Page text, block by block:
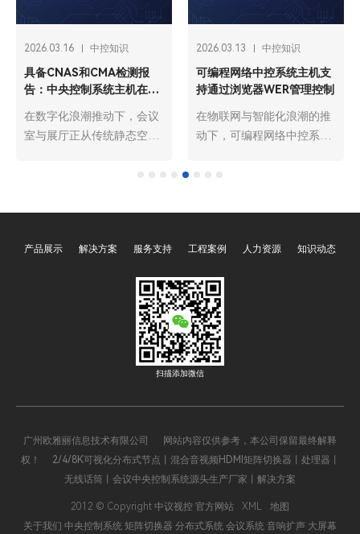
2026.03.16 中控知识
具备CNAS和CMA检测报
告：中央控制系统主机在会
在数字化浪潮推动下，会议
室与展厅正从传统静态空间
优势，成为两大场景的必备
合格评定国家认可委员会）
重检测报告的中央控制系统
主机，因在质量、性能、合
规性上更具保障，已成为市
场主流选择，使用范围远超
普通无认证产品，深度赋能
式展示。
2026.03.13 中控知识
可编程网络中控系统主机支
持通过浏览器WER管理控制
在物联网与智能化浪潮的推
动下，可编程网络中控系统
协同、指令下发、状态监控
过浏览器WEB管理控制是该
打破了传统C/S架构的操作
局限，依托B/S架构的优
势，实现了跨终端、跨地域
的便捷管控，大幅降低了操
作门槛，提升了系统运维效
的重要技术支撑。
产品展示 解决方案 服务支持 工程案例 人力资源 知识动态
扫描添加微信
广州欧雅丽信息技术有限公司 网站内容仅供参考，本公司保留最终解释
权！ 2/4/8K可视化分布式节点丨混合音视频HDMI矩阵切换器丨处理器丨
无线话筒丨会议中央控制系统源头生产厂家丨解决方案
2012 © Copyright 中议视控 官方网站 XML
地图
关于我们 中央控制系统 矩阵切换器 分布式系统 会议系统 音响扩声 大屏幕